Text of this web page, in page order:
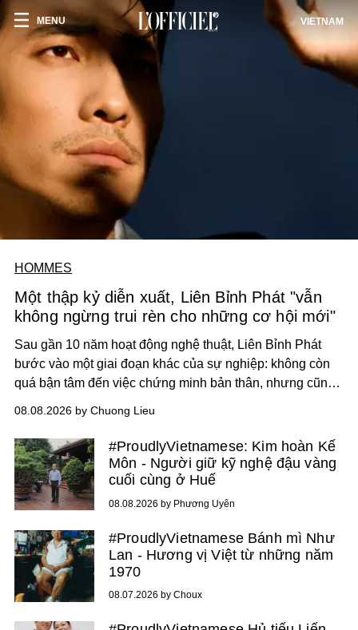
MENU VIETNAM
HOMMES
Một thập kỷ diễn xuất, Liên Bỉnh Phát "vẫn
không ngừng trui rèn cho những cơ hội mới"
Sau gần 10 năm hoạt động nghệ thuật, Liên Bỉnh Phát
bước vào một giai đoạn khác của sự nghiệp: không còn
quá bận tâm đến việc chứng minh bản thân, nhưng cũng
phim điện ảnh trong nửa đầu 2026 đến hành trình trở lại
vớiRunning Man Vietnam , nam diễn viên nhìn công việc
bằng một tâm thế điềm tĩnh hơn. Anh tiếp tục học hỏi, trau
dồi và chờ đợi những vai diễn đủ sức đưa mình đến
những vùng đất mới. Ở tuổi ngoài 30, điều anh theo đuổi
tiến về phía trước.
08.08.2026 by Chuong Lieu
#ProudlyVietnamese: Kim hoàn Kế
Môn - Người giữ kỹ nghệ đậu vàng
cuối cùng ở Huế
08.08.2026 by Phương Uyên
#ProudlyVietnamese Bánh mì Như
Lan - Hương vị Việt từ những năm
1970
08.07.2026 by Choux